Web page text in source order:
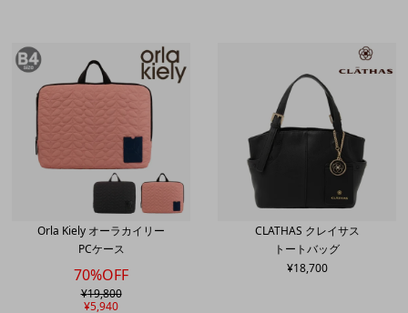
Orla Kiely オーラカイリー
PCケース
70%OFF
¥19,800
¥5,940
CLATHAS クレイサス
トートバッグ
¥18,700